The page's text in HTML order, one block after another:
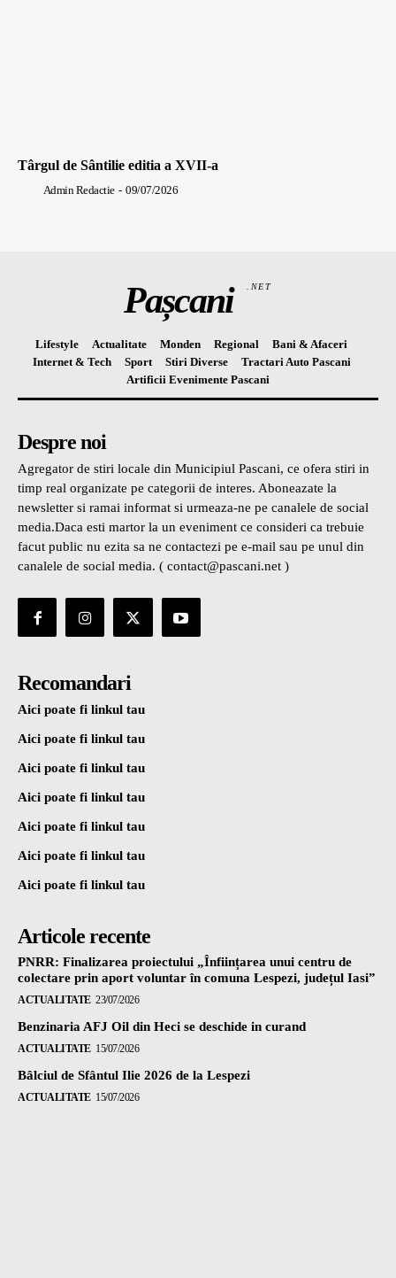
Târgul de Sântilie editia a XVII-a
Admin Redactie - 09/07/2026
Pașcani .NET
Lifestyle Actualitate Monden Regional
Bani & Afaceri
Internet & Tech
Sport Stiri Diverse
Tractari Auto Pascani
Artificii Evenimente Pascani
Despre noi
Agregator de stiri locale din Municipiul Pascani, ce ofera stiri in
timp real organizate pe categorii de interes. Aboneazate la
newsletter si ramai informat si urmeaza-ne pe canalele de social
media.Daca esti martor la un eveniment ce consideri ca trebuie
facut public nu ezita sa ne contactezi pe e-mail sau pe unul din
canalele de social media. ( contact@pascani.net )
Recomandari
Aici poate fi linkul tau
Aici poate fi linkul tau
Aici poate fi linkul tau
Aici poate fi linkul tau
Aici poate fi linkul tau
Aici poate fi linkul tau
Aici poate fi linkul tau
Articole recente
PNRR: Finalizarea proiectului „Înființarea unui centru de
colectare prin aport voluntar în comuna Lespezi, județul Iasi”
ACTUALITATE 23/07/2026
Benzinaria AFJ Oil din Heci se deschide in curand
ACTUALITATE 15/07/2026
Bâlciul de Sfântul Ilie 2026 de la Lespezi
ACTUALITATE 15/07/2026